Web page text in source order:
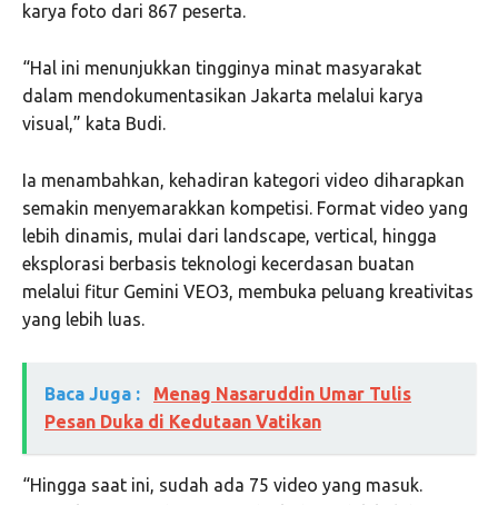
karya foto dari 867 peserta.
“Hal ini menunjukkan tingginya minat masyarakat
dalam mendokumentasikan Jakarta melalui karya
visual,” kata Budi.
Ia menambahkan, kehadiran kategori video diharapkan
semakin menyemarakkan kompetisi. Format video yang
lebih dinamis, mulai dari landscape, vertical, hingga
eksplorasi berbasis teknologi kecerdasan buatan
melalui fitur Gemini VEO3, membuka peluang kreativitas
yang lebih luas.
Baca Juga :
Menag Nasaruddin Umar Tulis
Pesan Duka di Kedutaan Vatikan
“Hingga saat ini, sudah ada 75 video yang masuk.